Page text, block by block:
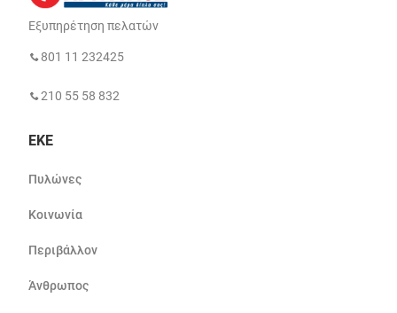
Εξυπηρέτηση πελατών
801 11 232425
210 55 58 832
ΕΚΕ
Πυλώνες
Κοινωνία
Περιβάλλον
Άνθρωπος